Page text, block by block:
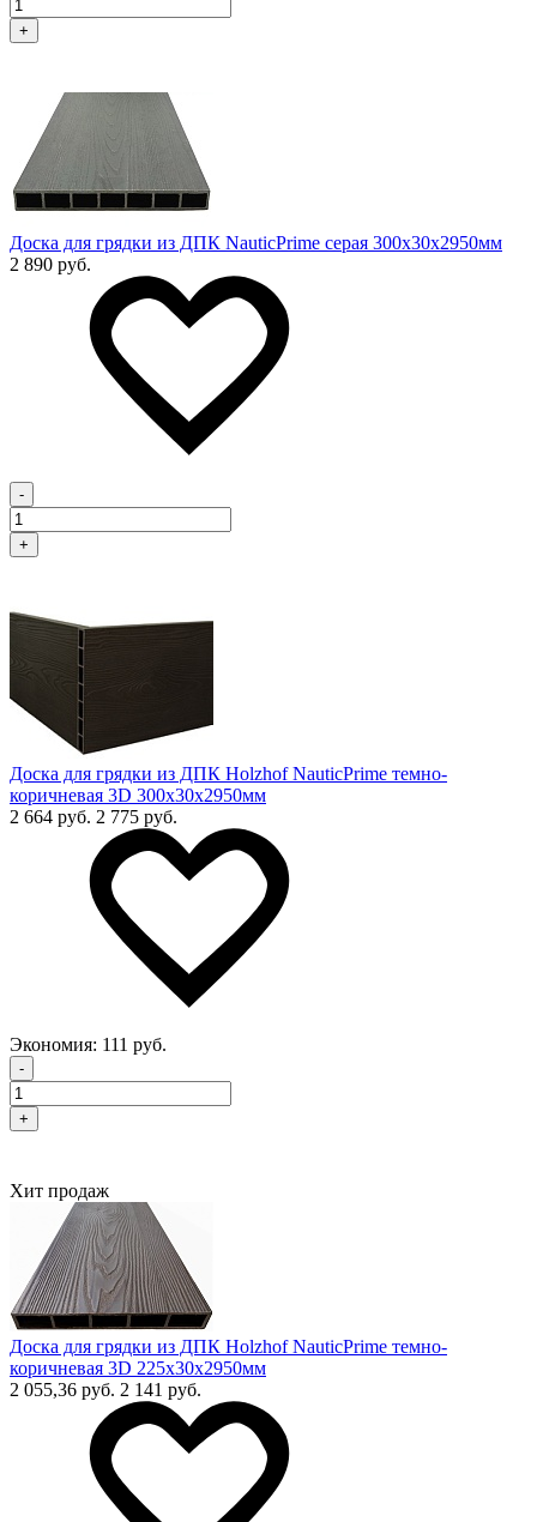
+
Доска для грядки из ДПК NauticPrime серая 300х30х2950мм
2 890 руб.
-
+
Доска для грядки из ДПК Holzhof NauticPrime темно-
коричневая 3D 300х30х2950мм
2 664 руб. 2 775 руб.
Экономия: 111 руб.
-
+
Хит продаж
Доска для грядки из ДПК Holzhof NauticPrime темно-
коричневая 3D 225х30х2950мм
2 055,36 руб. 2 141 руб.